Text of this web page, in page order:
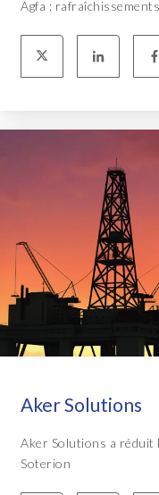
Agfa :
Aker Solutions
Aker Solutions a réduit
Soterion